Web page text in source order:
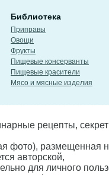
Библиотека
Приправы
Овощи
Фрукты
Пищевые консерванты
Пищевые красители
Мясо и мясные изделия
рецепты,
фото), размещенная
авторской,
для личного